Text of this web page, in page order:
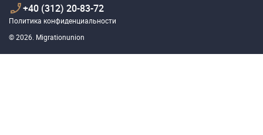
+40 (312) 20-83-72
© 2026. Migrationunion
Политика конфиденциальности